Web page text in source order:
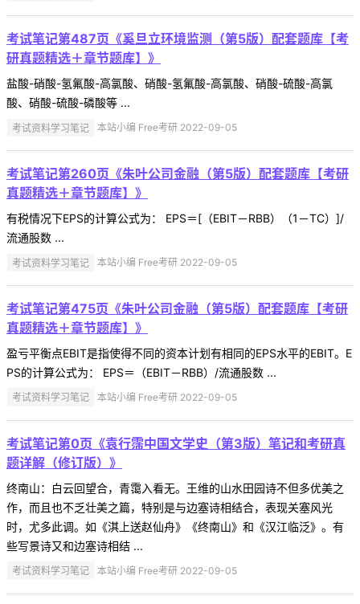
考试笔记第487页《奚旦立环境监测（第5版）配套题库【考
研真题精选＋章节题库】》
盐酸-硝酸-氢氟酸-高氯酸、硝酸-氢氟酸-高氯酸、硝酸-硫酸-高氯
酸、硝酸-硫酸-磷酸等 ...
考试资料学习笔记 本站小编 Free考研 2022-09-05
考试笔记第260页《朱叶公司金融（第5版）配套题库【考研
真题精选＋章节题库】》
有税情况下EPS的计算公式为： EPS＝[（EBIT－RBB）（1－TC）]/
流通股数 ...
考试资料学习笔记 本站小编 Free考研 2022-09-05
考试笔记第475页《朱叶公司金融（第5版）配套题库【考研
真题精选＋章节题库】》
盈亏平衡点EBIT是指使得不同的资本计划有相同的EPS水平的EBIT。E
PS的计算公式为： EPS＝（EBIT－RBB）/流通股数 ...
考试资料学习笔记 本站小编 Free考研 2022-09-05
考试笔记第0页《袁行霈中国文学史（第3版）笔记和考研真
题详解（修订版）》
终南山：白云回望合，青霭入看无。王维的山水田园诗不但多优美之
作，而且也不乏壮美之篇，特别是与边塞诗相结合，表现关塞风光
时，尤多此调。如《淇上送赵仙舟》《终南山》和《汉江临泛》。有
些写景诗又和边塞诗相结 ...
考试资料学习笔记 本站小编 Free考研 2022-09-05